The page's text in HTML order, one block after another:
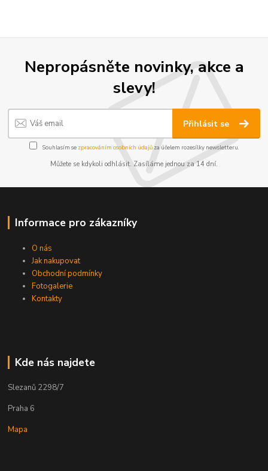
Nepropásněte novinky, akce a
slevy!
Přihlásit se
Souhlasím se zpracováním osobních údajůza účelem rozesílky newsletteru.
Můžete se kdykoli odhlásit. Zasíláme jednou za 14 dní.
Informace pro zákazníky
O nás
Jak nakupovat
Obchodní podmínky
Fotogalerie
Kontakty
Kde nás najdete
Slezanů 2298/7
Praha 6
Mapa